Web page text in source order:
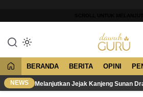
konten
Dawuh Guru
Merawat Tradisi,
BERANDA BERITA OPINI
NEWS Melanjutkan Jejak Kanjeng Sunan